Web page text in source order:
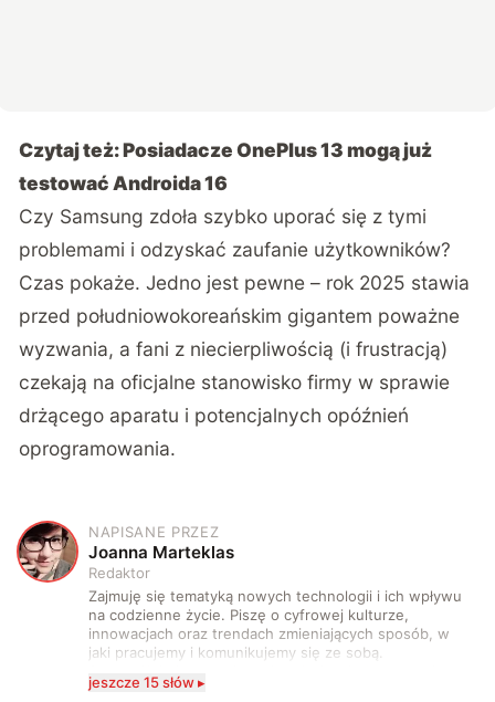
Czytaj też:Posiadacze OnePlus 13 mogą już
testować Androida 16
Czy Samsung zdoła szybko uporać się z tymi
problemami i odzyskać zaufanie użytkowników?
Czas pokaże. Jedno jest pewne – rok 2025 stawia
przed południowokoreańskim gigantem poważne
wyzwania, a fani z niecierpliwością (i frustracją)
czekają na oficjalne stanowisko firmy w sprawie
drżącego aparatu i potencjalnych opóźnień
oprogramowania.
J
NAPISANE PRZEZ
Joanna Marteklas
Redaktor
Zajmuję się tematyką nowych technologii i ich wpływu
na codzienne życie. Piszę o cyfrowej kulturze,
innowacjach oraz trendach zmieniających sposób, w
jaki pracujemy i komunikujemy się ze sobą.
technologii a współczesną popkulturą. W wolnych
jeszcze 15 słów ▸